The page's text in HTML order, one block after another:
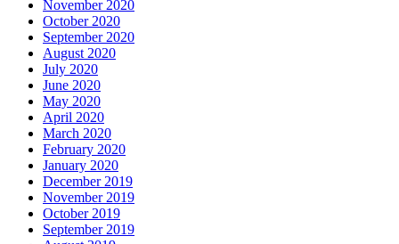
November 2020
October 2020
September 2020
August 2020
July 2020
June 2020
May 2020
April 2020
March 2020
February 2020
January 2020
December 2019
November 2019
October 2019
September 2019